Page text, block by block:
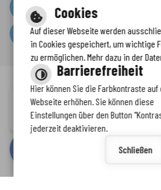
Presseinformationen
Serviceportal
Inhalt-Impressum-
bycm citymedia
Immer auf dem neuesten Stand
www.enkreis.de möchte Ihnen
Cookies
Auf dieser Webseite werden
in Cookies gespeichert, um wichtige
zu ermöglichen. Mehr dazu in der
Barrierefreiheit
Hier können Sie die Farbkontraste
Webseite erhöhen. Sie können diese
Einstellungen über den Button
jederzeit deaktivieren.
Schließen